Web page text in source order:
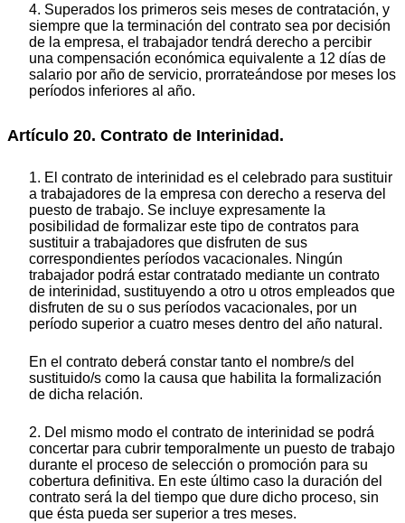
4. Superados los primeros seis meses de contratación, y
siempre que la terminación del contrato sea por decisión
de la empresa, el trabajador tendrá derecho a percibir
una compensación económica equivalente a 12 días de
salario por año de servicio, prorrateándose por meses los
períodos inferiores al año.
Artículo 20. Contrato de Interinidad.
1. El contrato de interinidad es el celebrado para sustituir
a trabajadores de la empresa con derecho a reserva del
puesto de trabajo. Se incluye expresamente la
posibilidad de formalizar este tipo de contratos para
sustituir a trabajadores que disfruten de sus
correspondientes períodos vacacionales. Ningún
trabajador podrá estar contratado mediante un contrato
de interinidad, sustituyendo a otro u otros empleados que
disfruten de su o sus períodos vacacionales, por un
período superior a cuatro meses dentro del año natural.
En el contrato deberá constar tanto el nombre/s del
sustituido/s como la causa que habilita la formalización
de dicha relación.
2. Del mismo modo el contrato de interinidad se podrá
concertar para cubrir temporalmente un puesto de trabajo
durante el proceso de selección o promoción para su
cobertura definitiva. En este último caso la duración del
contrato será la del tiempo que dure dicho proceso, sin
que ésta pueda ser superior a tres meses.